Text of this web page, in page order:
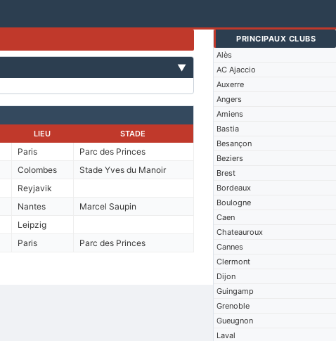
PRINCIPAUX CLUBS
Alès
AC Ajaccio
Auxerre
Angers
Amiens
Bastia
Besançon
Beziers
Brest
Bordeaux
Boulogne
Caen
Chateauroux
Cannes
Clermont
Dijon
Guingamp
Grenoble
Gueugnon
Laval
▼
LIEU STADE
Paris
Parc des Princes
Colombes
Stade Yves du Manoir
Reyjavik
Nantes
Marcel Saupin
Leipzig
Paris Parc des Princes